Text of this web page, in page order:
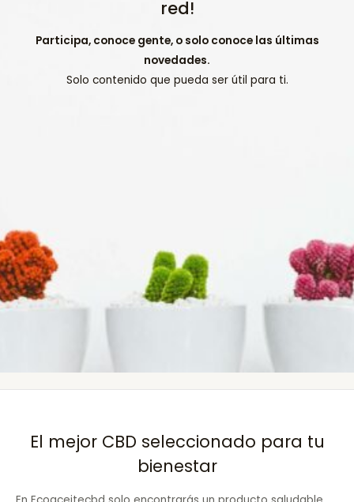
red!
Participa, conoce gente, o solo conoce las últimas
novedades.
Solo contenido que pueda ser útil para ti.
El mejor CBD seleccionado para tu
bienestar